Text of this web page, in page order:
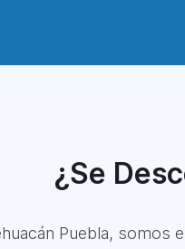
¿Se
Puebla, somos